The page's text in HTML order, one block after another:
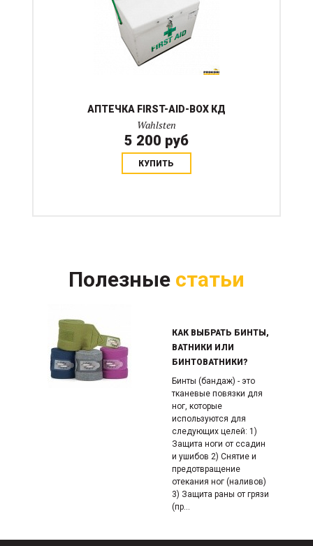
АПТЕЧКА FIRST-AID-BOX КД
Wahlsten
5 200 руб
КУПИТЬ
Полезные статьи
КАК ВЫБРАТЬ БИНТЫ,
ВАТНИКИ ИЛИ
БИНТОВАТНИКИ?
Бинты (бандаж) - это
тканевые повязки для
ног, которые
используются для
следующих целей: 1)
Защита ноги от ссадин
и ушибов 2) Снятие и
предотвращение
отекания ног (наливов)
3) Защита раны от грязи
(пр...